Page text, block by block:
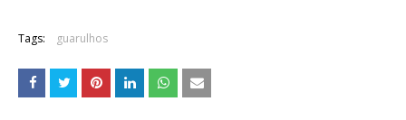
Tags: guarulhos